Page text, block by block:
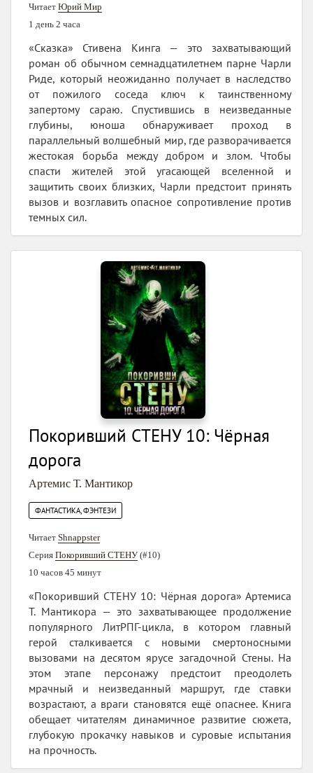
Читает Юрий Мир
1 день 2 часа
«Сказка» Стивена Кинга — это захватывающий
роман об обычном семнадцатилетнем парне Чарли
Риде, который неожиданно получает в наследство
от пожилого соседа ключ к таинственному
запертому сараю. Спустившись в неизведанные
глубины, юноша обнаруживает проход в
параллельный волшебный мир, где разворачивается
жестокая борьба между добром и злом. Чтобы
спасти жителей этой угасающей вселенной и
защитить своих близких, Чарли предстоит принять
вызов и возглавить опасное сопротивление против
темных сил.
Покоривший СТЕНУ 10: Чёрная
дорога
Артемис Т. Мантикор
ФАНТАСТИКА, ФЭНТЕЗИ
Читает Shnappster
Серия Покоривший СТЕНУ (#10)
10 часов 45 минут
«Покоривший СТЕНУ 10: Чёрная дорога» Артемиса
Т. Мантикора — это захватывающее продолжение
популярного ЛитРПГ-цикла, в котором главный
герой сталкивается с новыми смертоносными
вызовами на десятом ярусе загадочной Стены. На
этом этапе персонажу предстоит преодолеть
мрачный и неизведанный маршрут, где ставки
возрастают, а враги становятся ещё опаснее. Книга
обещает читателям динамичное развитие сюжета,
глубокую прокачку навыков и суровые испытания
на прочность.